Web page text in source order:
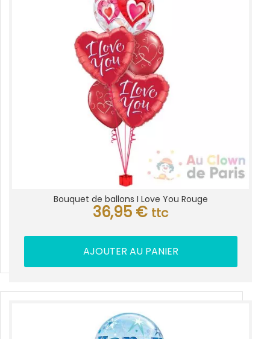
Bouquet de ballons I Love You Rouge
36,95 € ttc
AJOUTER AU PANIER